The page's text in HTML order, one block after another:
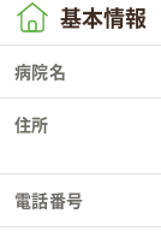
基本情報
病院名
住所
電話番号